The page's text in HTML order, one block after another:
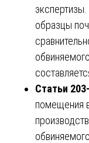
образцы
Статьи
помещения